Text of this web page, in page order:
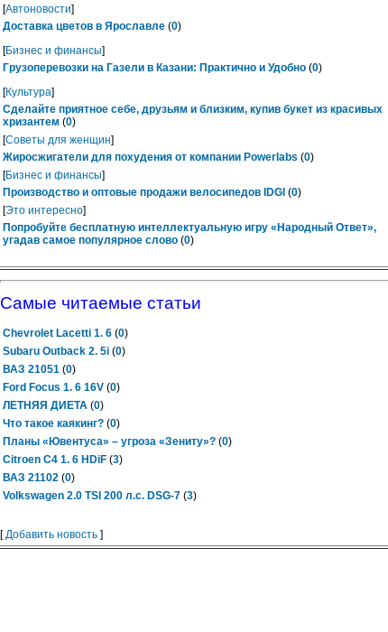
[Автоновости]
Доставка цветов в Ярославле (0)
[Бизнес и финансы]
Грузоперевозки на Газели в Казани: Практично и Удобно (0)
[Культура]
Сделайте приятное себе, друзьям и близким, купив букет из красивых
хризантем (0)
[Советы для женщин]
Жиросжигатели для похудения от компании Powerlabs (0)
[Бизнес и финансы]
Производство и оптовые продажи велосипедов IDGI (0)
[Это интересно]
Попробуйте бесплатную интеллектуальную игру «Народный Ответ»,
угадав самое популярное слово (0)
Самые читаемые статьи
Chevrolet Lacetti 1. 6 (0)
Subaru Outback 2. 5i (0)
ВАЗ 21051 (0)
Ford Focus 1. 6 16V (0)
ЛЕТНЯЯ ДИЕТА (0)
Что такое каякинг? (0)
Планы «Ювентуса» – угроза «Зениту»? (0)
Citroen C4 1. 6 HDiF (3)
ВАЗ 21102 (0)
Volkswagen 2.0 TSI 200 л.с. DSG-7 (3)
[Добавить новость ]